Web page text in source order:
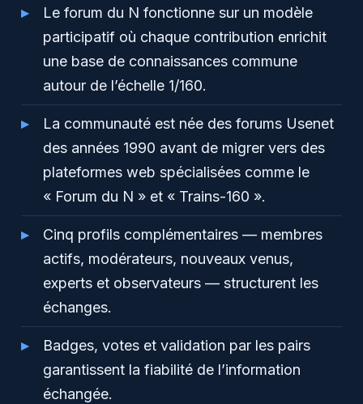
Le forum du N fonctionne sur un modèle
participatif où chaque contribution enrichit
une base de connaissances commune
autour de l’échelle 1/160.
La communauté est née des forums Usenet
des années 1990 avant de migrer vers des
plateformes web spécialisées comme le
« Forum du N » et « Trains-160 ».
Cinq profils complémentaires — membres
actifs, modérateurs, nouveaux venus,
experts et observateurs — structurent les
échanges.
Badges, votes et validation par les pairs
garantissent la fiabilité de l’information
échangée.